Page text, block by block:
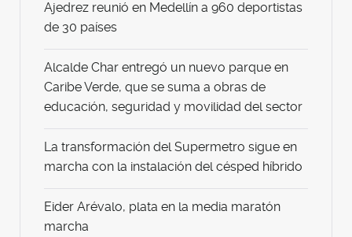
Ajedrez reunió en Medellín a 960 deportistas
de 30 países
Alcalde Char entregó un nuevo parque en
Caribe Verde, que se suma a obras de
educación, seguridad y movilidad del sector
La transformación del Supermetro sigue en
marcha con la instalación del césped híbrido
Eider Arévalo, plata en la media maratón
marcha